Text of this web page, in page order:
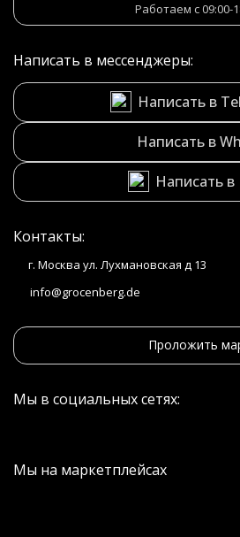
Работаем с 09:00-
Написать в мессенджеры:
Написать в
Написать в
Написать в
Контакты:
г. Москва ул. Лухмановская д 13
info@grocenberg.de
Проложить
Мы в социальных сетях:
Мы на маркетплейсах